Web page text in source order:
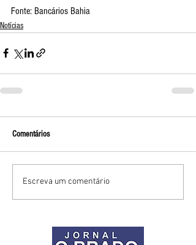
Fonte: Bancários Bahia
Notícias
Comentários
Escreva um comentário